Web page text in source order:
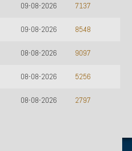
7137
09-08-2026
8548
09-08-2026
9097
08-08-2026
5256
08-08-2026
2797
08-08-2026